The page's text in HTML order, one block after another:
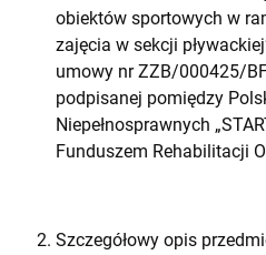
obiektów sportowych w
zajęcia w sekcji
umowy nr ZZB/000425/
podpisanej pomiędzy
Niepełnosprawnych
Funduszem Rehabilitacji
Szczegółowy opis